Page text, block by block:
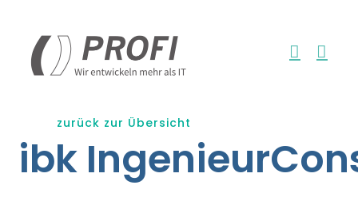
springen
zurück zur Übersicht
ibk